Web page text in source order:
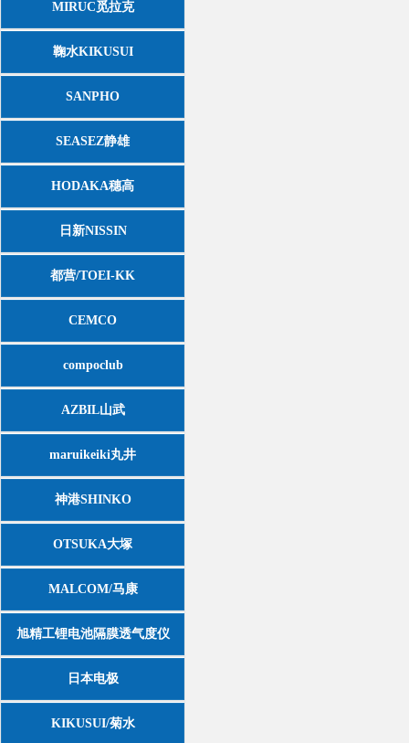
MIRUC觅拉克
鞠水KIKUSUI
SANPHO
SEASEZ静雄
HODAKA穗高
日新NISSIN
都营/TOEI-KK
CEMCO
compoclub
AZBIL山武
maruikeiki丸井
神港SHINKO
OTSUKA大塚
MALCOM/马康
旭精工锂电池隔膜透气度仪
日本电极
KIKUSUI/菊水